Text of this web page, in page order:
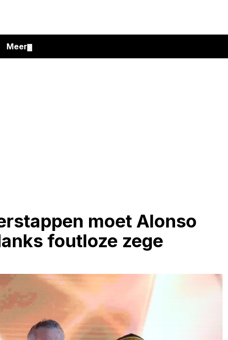
Meer
moet Alonso
foutloze zege